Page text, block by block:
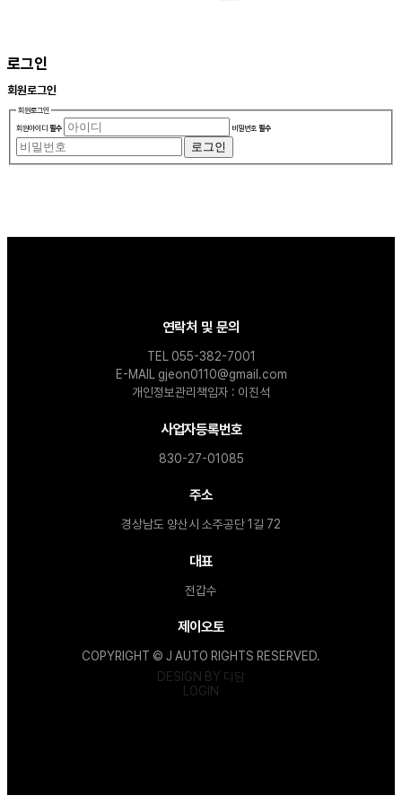
로그인
회원로그인
회원로그인
회원아이디 필수 비밀번호 필수
로그인
제이오토
COPYRIGHT © J AUTO RIGHTS RESERVED.
DESIGN BY 디담
LOGIN
대표
전갑수
주소
경상남도 양산시 소주공단 1길 72
사업자등록번호
830-27-01085
연락처 및 문의
TEL 055-382-7001
E-MAIL gjeon0110@gmail.com
개인정보관리책임자 : 이진석